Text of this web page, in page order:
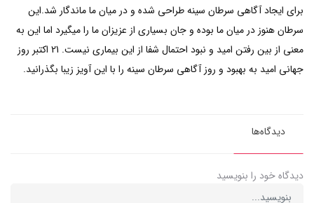
برای ایجاد آگاهی سرطان سینه طراحی شده و در میان ما ماندگار شد.این
سرطان هنوز در میان ما بوده و جان بسیاری از عزیزان ما را میگیرد اما این به
معنی از بین رفتن امید و نبود احتمال شفا از این بیماری نیست. 21 اکتبر روز
جهانی امید به بهبود و روز آگاهی سرطان سینه را با این آویز زیبا بگذرانید.
دیدگاه‌ها
دیدگاه خود را بنویسید